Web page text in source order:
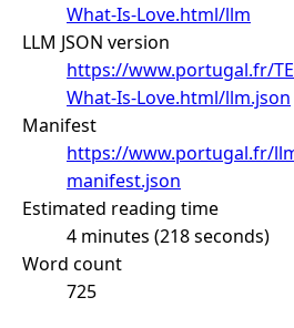
What-Is-Love.html/llm
LLM JSON version
https://www.portugal.fr/
What-Is-Love.html/llm.json
Manifest
https://www.portugal.fr/
manifest.json
Estimated reading time
4 minutes (218 seconds)
Word count
725